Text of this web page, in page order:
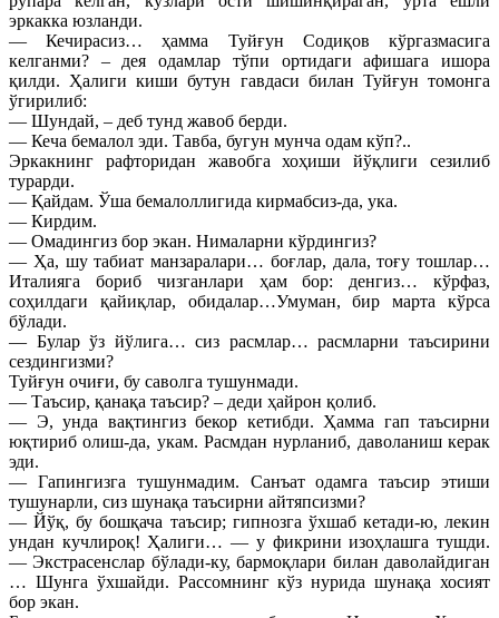
эркакка юзланди.
— Кечирасиз… ҳамма Туйғун Содиқов кўргазмасига
келганми? – дея одамлар тўпи ортидаги афишага ишора
қилди. Ҳалиги киши бутун гавдаси билан Туйғун томонга
ўгирилиб:
— Шундай, – деб тунд жавоб берди.
— Кеча бемалол эди. Тавба, бугун мунча одам кўп?..
Эркакнинг рафторидан жавобга хоҳиши йўқлиги сезилиб
турарди.
— Қайдам. Ўша бемалоллигида кирмабсиз-да, ука.
— Кирдим.
— Омадингиз бор экан. Нималарни кўрдингиз?
— Ҳа, шу табиат манзаралари… боғлар, дала, тоғу тошлар…
Италияга бориб чизганлари ҳам бор: денгиз… кўрфаз,
соҳилдаги қайиқлар, обидалар…Умуман, бир марта кўрса
бўлади.
— Булар ўз йўлига… сиз расмлар… расмларни таъсирини
сездингизми?
Туйғун очиғи, бу саволга тушунмади.
— Таъсир, қанақа таъсир? – деди ҳайрон қолиб.
— Э, унда вақтингиз бекор кетибди. Ҳамма гап таъсирни
юқтириб олиш-да, укам. Расмдан нурланиб, даволаниш керак
эди.
— Гапингизга тушунмадим. Санъат одамга таъсир этиши
тушунарли, сиз шунақа таъсирни айтяпсизми?
— Йўқ, бу бошқача таъсир; гипнозга ўхшаб кетади-ю, лекин
ундан кучлироқ! Ҳалиги… — у фикрини изоҳлашга тушди.
— Экстрасенслар бўлади-ку, бармоқлари билан даволайдиган
… Шунга ўхшайди. Рассомнинг кўз нурида шунақа хосият
бор экан.